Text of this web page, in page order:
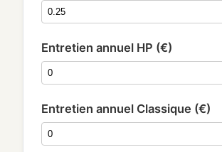
Entretien annuel HP (€)
Entretien annuel Classique (€)